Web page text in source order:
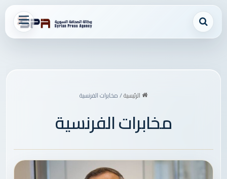
القائمة بحث عن
الرئيسية/مخابرات الفرنسية
مخابرات الفرنسية